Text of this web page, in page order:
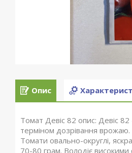
Опис
Томат Девіс 82 опис: Девіс
терміном дозрівання
Томати овально-округлі,
70-80 грам. Володіє